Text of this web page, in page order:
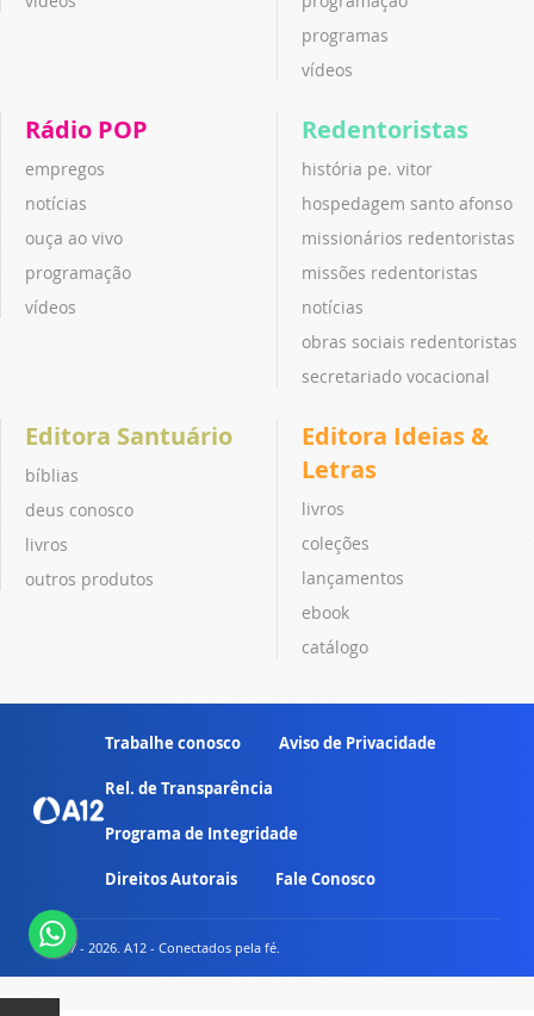
programas
vídeos
Rádio POP
empregos
notícias
ouça ao vivo
programação
vídeos
Redentoristas
história pe. vitor
hospedagem santo afonso
missionários redentoristas
missões redentoristas
notícias
obras sociais redentoristas
secretariado vocacional
Editora Santuário
bíblias
deus conosco
livros
outros produtos
Editora Ideias &
Letras
livros
coleções
lançamentos
ebook
catálogo
Trabalhe conosco Aviso de Privacidade
Rel. de Transparência
Programa de Integridade
Direitos Autorais Fale Conosco
© 2007 - 2026. A12 - Conectados pela fé.